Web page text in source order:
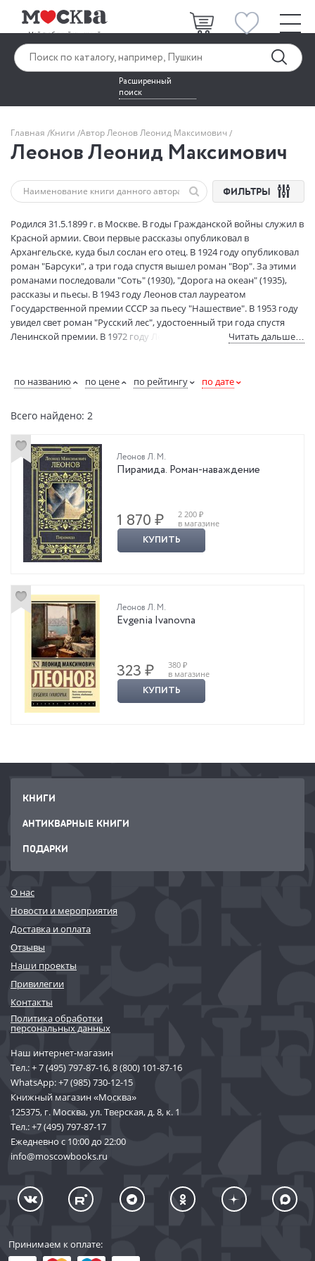
Расширенный
поиск
Главная Книги Автор Леонов Леонид Максимович
Леонов Леонид Максимович
ФИЛЬТРЫ
Родился 31.5.1899 г. в Москве. В годы Гражданской войны служил в
Красной армии. Свои первые рассказы опубликовал в
Архангельске, куда был сослан его отец. В 1924 году опубликовал
роман "Барсуки", а три года спустя вышел роман "Вор". За этими
романами последовали "Соть" (1930), "Дорога на океан" (1935),
рассказы и пьесы. В 1943 году Леонов стал лауреатом
Государственной премии СССР за пьесу "Нашествие". В 1953 году
увидел свет роман "Русский лес", удостоенный три года спустя
Ленинской премии. В 1972 году Леоновбыл избран в Академию
монументальный роман "Пирамида". (Информация
предоставлена издательством "ИТРК").
Читать дальше…
по названию по цене по рейтингу по дате
Всего найдено: 2
Леонов Л. М.
Пирамида. Роман-наваждение
1 870 ₽
2 200 ₽
в магазине
КУПИТЬ
Леонов Л. М.
Evgenia Ivanovna
323 ₽
380 ₽
в магазине
КУПИТЬ
КНИГИ
АНТИКВАРНЫЕ КНИГИ
ПОДАРКИ
О нас
Новости и мероприятия
Доставка и оплата
Отзывы
Наши проекты
Привилегии
Контакты
Политика обработки
персональных данных
Наш интернет-магазин
Тел.:+ 7 (495) 797-87-16,8 (800) 101-87-16
WhatsApp:+7 (985) 730-12-15
Книжный магазин «Москва»
125375, г. Москва, ул. Тверская, д. 8, к. 1
Тел.:+7 (495) 797-87-17
Ежедневно с 10:00 до 22:00
info@moscowbooks.ru
Принимаем к оплате: